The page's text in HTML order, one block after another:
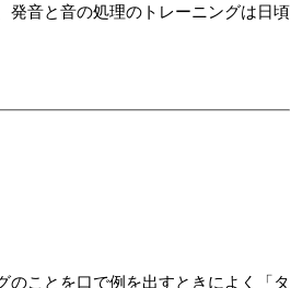
発音と音の処理のトレーニングは日頃
のことを口で例を出すときによく「タ